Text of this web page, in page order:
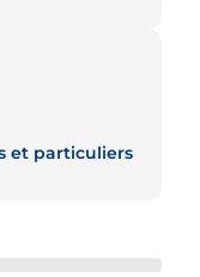
et particuliers